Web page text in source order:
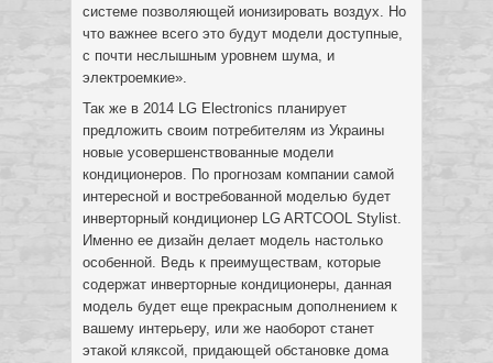
системе позволяющей ионизировать воздух. Но
что важнее всего это будут модели доступные,
с почти неслышным уровнем шума, и
электроемкие».
Так же в 2014 LG Electronics планирует
предложить своим потребителям из Украины
новые усовершенствованные модели
кондиционеров. По прогнозам компании самой
интересной и востребованной моделью будет
инверторный кондиционер LG ARTCOOL Stylist.
Именно ее дизайн делает модель настолько
особенной. Ведь к преимуществам, которые
содержат инверторные кондиционеры, данная
модель будет еще прекрасным дополнением к
вашему интерьеру, или же наоборот станет
этакой кляксой, придающей обстановке дома